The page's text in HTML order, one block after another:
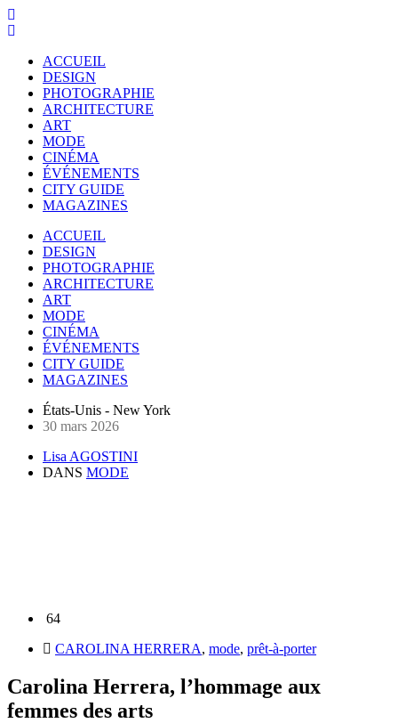
ACCUEIL
DESIGN
PHOTOGRAPHIE
ARCHITECTURE
ART
MODE
CINÉMA
ÉVÉNEMENTS
CITY GUIDE
MAGAZINES
ACCUEIL
DESIGN
PHOTOGRAPHIE
ARCHITECTURE
ART
MODE
CINÉMA
ÉVÉNEMENTS
CITY GUIDE
MAGAZINES
États-Unis - New York
30 mars 2026
Lisa AGOSTINI
DANS MODE
64
CAROLINA HERRERA, mode, prêt-à-porter
Carolina Herrera, l’hommage aux
femmes des arts